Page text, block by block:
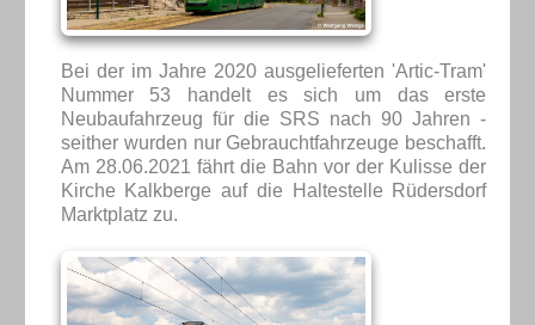
Bei der im Jahre 2020 ausgelieferten 'Artic-Tram'
Nummer 53 handelt es sich um das erste
Neubaufahrzeug für die SRS nach 90 Jahren -
seither wurden nur Gebrauchtfahrzeuge beschafft.
Am 28.06.2021 fährt die Bahn vor der Kulisse der
Kirche Kalkberge auf die Haltestelle Rüdersdorf
Marktplatz zu.